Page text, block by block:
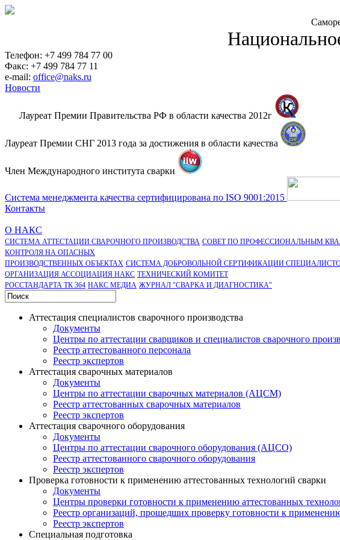
Телефон: +7 499 784 77 00
Факс: +7 499 784 77 11
e-mail: office@naks.ru
Новости
Лауреат Премии Правительства РФ в области качества 2012г
Лауреат Премии СНГ 2013 года за достижения в области качества
Член Международного института сварки
Система менеджмента качества сертифицирована по ISO 9001:2015
Контакты
О НАКС
СИСТЕМА АТТЕСТАЦИИ СВАРОЧНОГО ПРОИЗВОДСТВА СОВЕТ ПО ПРОФЕССИОНАЛЬНЫМ
КОНТРОЛЯ НА ОПАСНЫХ
ПРОИЗВОДСТВЕННЫХ ОБЪЕКТАХ СИСТЕМА ДОБРОВОЛЬНОЙ СЕРТИФИКАЦИИ
ОРГАНИЗАЦИЯ АССОЦИАЦИЯ НАКС ТЕХНИЧЕСКИЙ КОМИТЕТ
РОССТАНДАРТА ТК 364 НАКС МЕДИА ЖУРНАЛ "СВАРКА И ДИАГНОСТИКА"
Аттестация специалистов сварочного производства
Документы
Центры по аттестации сварщиков и специалистов сварочного
Реестр аттестованного персонала
Реестр экспертов
Аттестация сварочных материалов
Документы
Центры по аттестации сварочных материалов (АЦСМ)
Реестр аттестованных сварочных материалов
Реестр экспертов
Аттестация сварочного оборудования
Документы
Центры по аттестации сварочного оборудования (АЦСО)
Реестр аттестованного сварочного оборудования
Реестр экспертов
Проверка готовности к применению аттестованных технологий сварки
Документы
Центры проверки готовности к применению аттестованных
Реестр организаций, прошедших проверку готовности к
Реестр экспертов
Специальная подготовка